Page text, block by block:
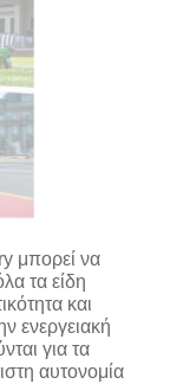
μπορεί να
τα είδη
και
ενεργειακή
για τα
αυτονομία